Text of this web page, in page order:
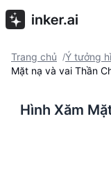
Trang chủ /Ý tưởng
Mặt nạ và vai Thần
Hình Xăm